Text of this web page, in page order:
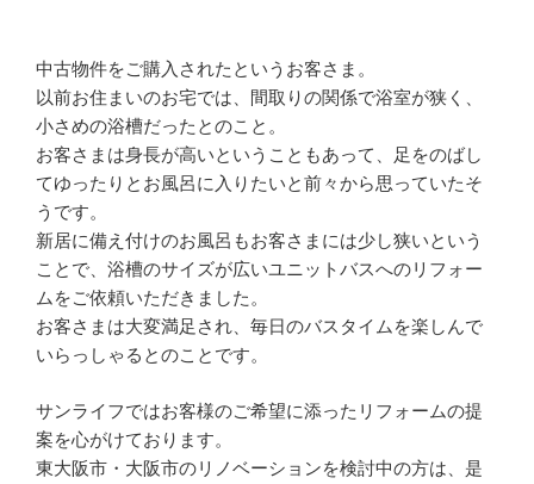
中古物件をご購入されたというお客さま。
以前お住まいのお宅では、間取りの関係で浴室が狭く、
小さめの浴槽だったとのこと。
お客さまは身長が高いということもあって、足をのばし
てゆったりとお風呂に入りたいと前々から思っていたそ
うです。
新居に備え付けのお風呂もお客さまには少し狭いという
ことで、浴槽のサイズが広いユニットバスへのリフォー
ムをご依頼いただきました。
お客さまは大変満足され、毎日のバスタイムを楽しんで
いらっしゃるとのことです。
サンライフではお客様のご希望に添ったリフォームの提
案を心がけております。
東大阪市・大阪市のリノベーションを検討中の方は、是